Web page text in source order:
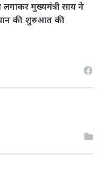
मुख्यमंत्री साय ने
की शुरुआत की